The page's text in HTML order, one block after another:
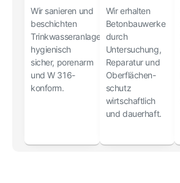
Wir sanieren und
beschichten
Trinkwasseranlagen
hygienisch
sicher, porenarm
und W 316-
konform.
Wir erhalten
Betonbauwerke
durch
Untersuchung,
Reparatur und
Oberflächen-
schutz
wirtschaftlich
und dauerhaft.